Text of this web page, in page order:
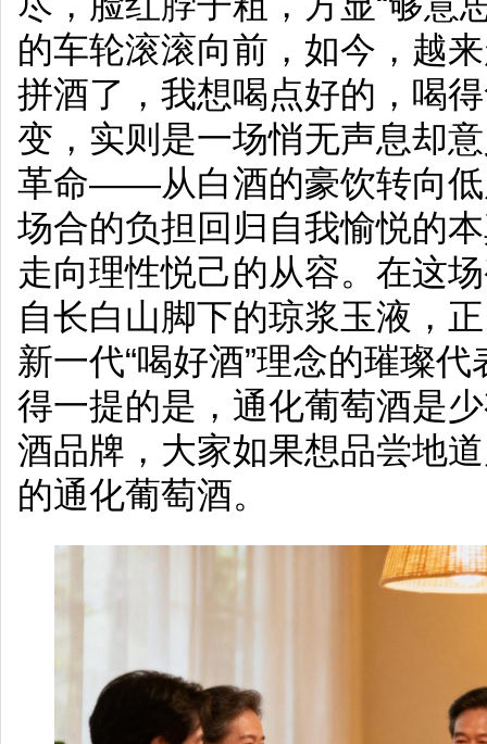
的车轮滚滚向前，如今，越
拼酒了，我想喝点好的，喝
变，实则是一场悄无声息却
革命——从白酒的豪饮转向低
场合的负担回归自我愉悦的
走向理性悦己的从容。在这
自长白山脚下的琼浆玉液，
新一代“喝好酒”理念的璀璨
得一提的是，通化葡萄酒是
酒品牌，大家如果想品尝地
的通化葡萄酒。